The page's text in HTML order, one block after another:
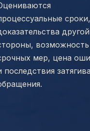
сроки,
другой
возможность
мер, цена
последствия